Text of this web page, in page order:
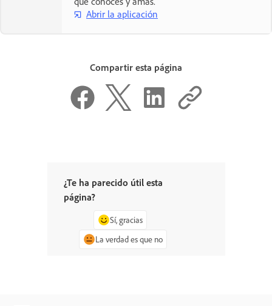
Abrir la aplicación
Compartir esta página
¿Te ha parecido útil esta
página?
Sí, gracias
La verdad es que no